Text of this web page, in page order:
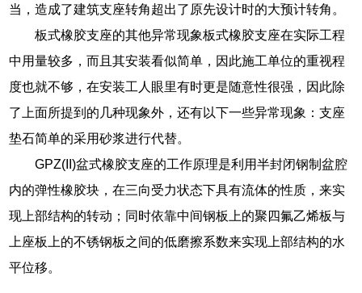
当，造成了建筑支座转角超出了原先设计时的大预计转角。
板式橡胶支座的其他异常现象板式橡胶支座在实际工程
中用量较多，而且其安装看似简单，因此施工单位的重视程
度也就不够，在安装工人眼里有时更是随意性很强，因此除
了上面所提到的几种现象外，还有以下一些异常现象：支座
垫石简单的采用砂浆进行代替。
GPZ(II)盆式橡胶支座的工作原理是利用半封闭钢制盆腔
内的弹性橡胶块，在三向受力状态下具有流体的性质，来实
现上部结构的转动；同时依靠中间钢板上的聚四氟乙烯板与
上座板上的不锈钢板之间的低磨擦系数来实现上部结构的水
平位移。